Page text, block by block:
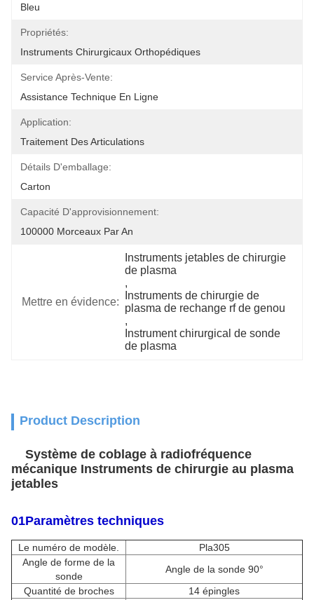
Bleu
Propriétés:
Instruments Chirurgicaux Orthopédiques
Service Après-Vente:
Assistance Technique En Ligne
Application:
Traitement Des Articulations
Détails D'emballage:
Carton
Capacité D'approvisionnement:
100000 Morceaux Par An
Mettre en évidence:
Instruments jetables de chirurgie
de plasma
,
Instruments de chirurgie de
plasma de rechange rf de genou
,
Instrument chirurgical de sonde
de plasma
Product Description
Système de coblage à radiofréquence
mécanique Instruments de chirurgie au plasma
jetables
01Paramètres techniques
Le numéro de modèle.
Pla305
Angle de forme de la
sonde
Angle de la sonde 90°
Quantité de broches
14 épingles